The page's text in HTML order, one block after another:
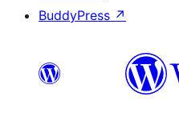
BuddyPress ↗